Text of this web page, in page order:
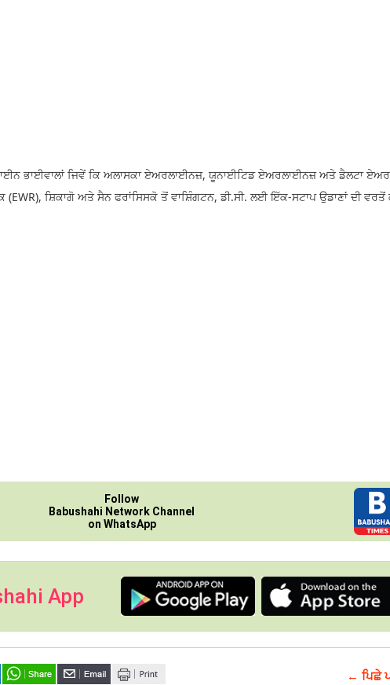
ਭਾਈਵਾਲਾਂ ਜਿਵੇਂ ਕਿ ਅਲਾਸਕਾ ਏਅਰਲਾਈਨਜ਼, ਯੂਨਾਈਟਿਡ ਏਅਰਲਾਈਨਜ਼ ਅਤੇ ਡੈਲਟਾ ਏਅਰ
(EWR), ਸ਼ਿਕਾਗੋ ਅਤੇ ਸੈਨ ਫਰਾਂਸਿਸਕੋ ਤੋਂ ਵਾਸ਼ਿੰਗਟਨ, ਡੀ.ਸੀ. ਲਈ ਇੱਕ-ਸਟਾਪ ਉਡਾਣਾਂ ਦੀ
Follow
Babushahi Network Channel
on WhatsApp
App
← ਪਿਛੇ